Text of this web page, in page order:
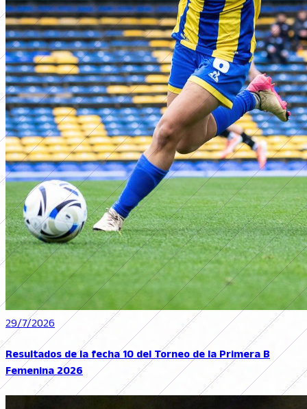
29/7/2026
Resultados de la fecha 10 del Torneo de la Primera B
Femenina 2026